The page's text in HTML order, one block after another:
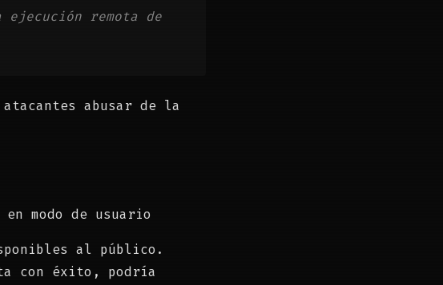
remota de
abusar de la
modo de usuario
al público.
con éxito, podría